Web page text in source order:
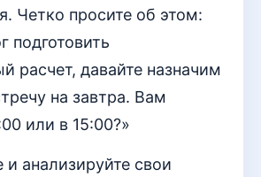
Четко просите об этом:
подготовить
расчет, давайте назначим
на завтра. Вам
или в 15:00?»
и анализируйте свои